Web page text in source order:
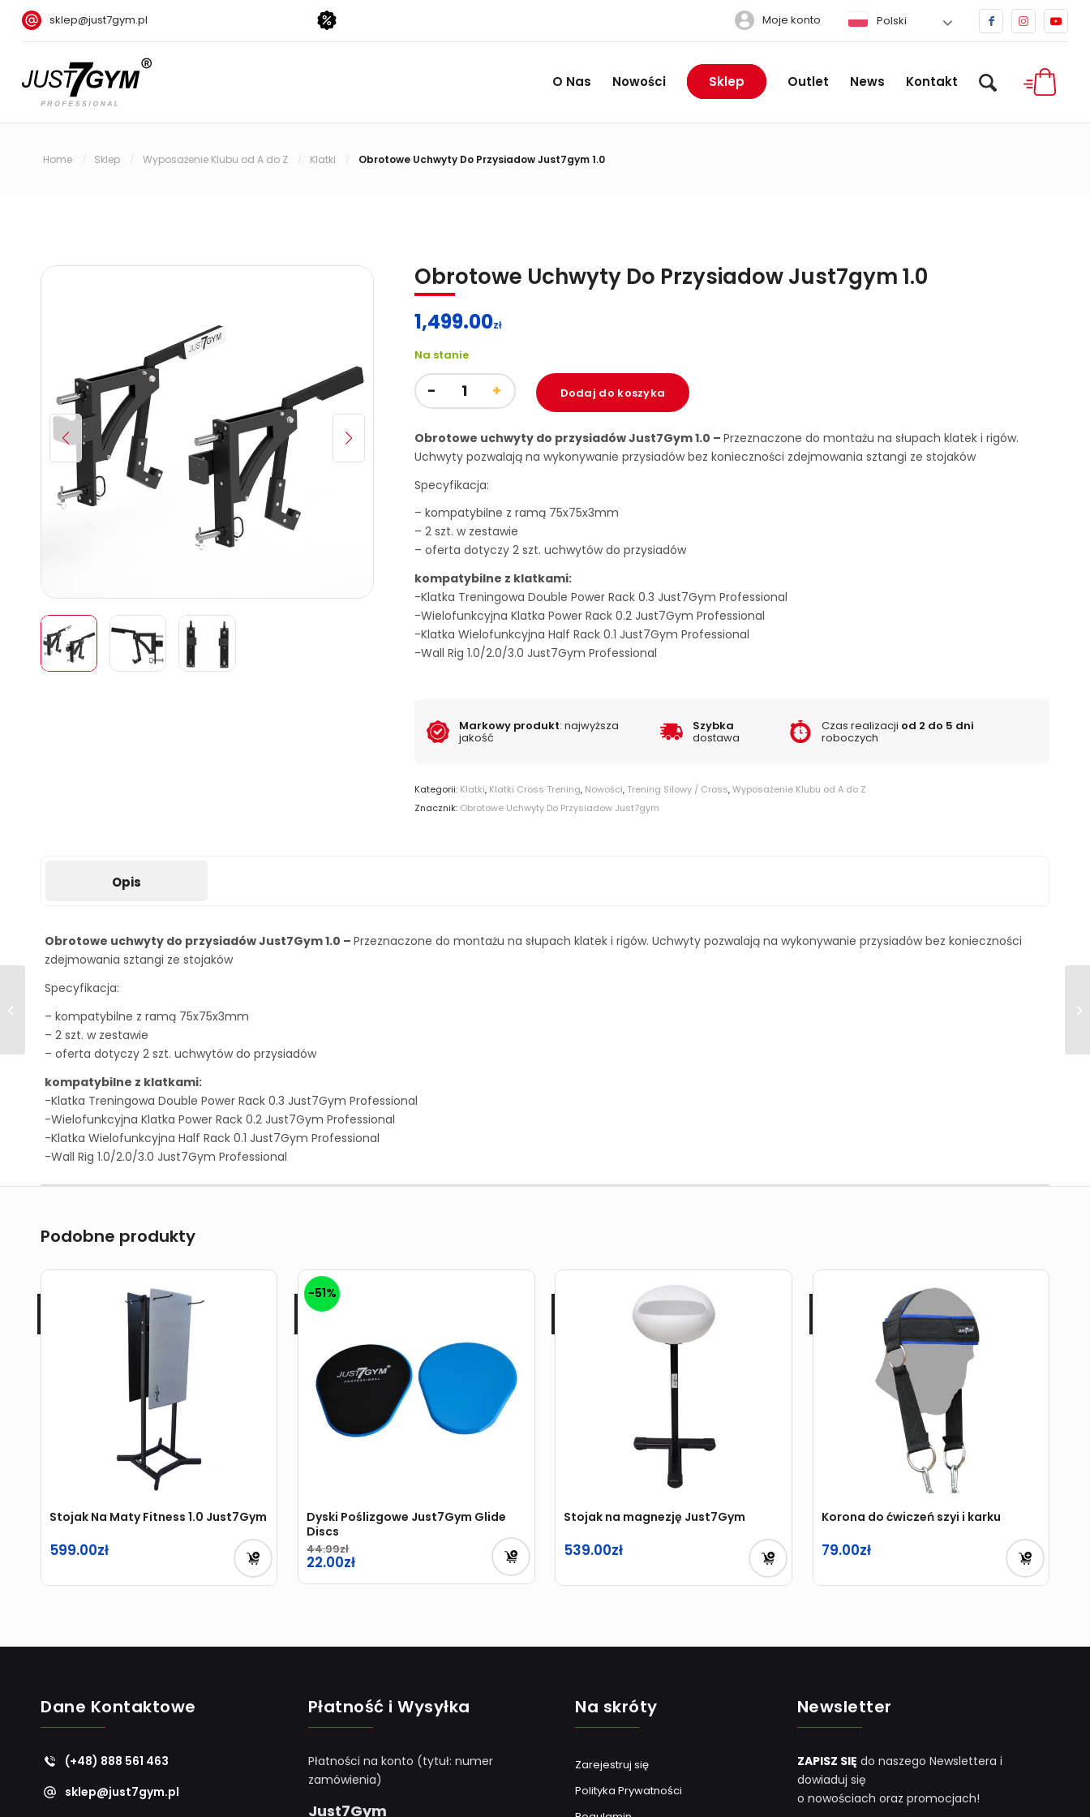
sklep@just7gym.pl Moje konto Polski
O Nas Nowości Sklep Outlet News Kontakt
Home / Sklep / Wyposażenie Klubu od A do Z / Klatki / Obrotowe Uchwyty Do Przysiadow Just7gym 1.0
Obrotowe Uchwyty Do Przysiadow Just7gym 1.0
1,499.00zł
Na stanie
Dodaj do koszyka
Obrotowe uchwyty do przysiadów Just7Gym 1.0 – Przeznaczone do montażu na słupach klatek i rigów.
Uchwyty pozwalają na wykonywanie przysiadów bez konieczności zdejmowania sztangi ze stojaków
Specyfikacja:
– kompatybilne z ramą 75x75x3mm
– 2 szt. w zestawie
– oferta dotyczy 2 szt. uchwytów do przysiadów
kompatybilne z klatkami:
-Klatka Treningowa Double Power Rack 0.3 Just7Gym Professional
-Wielofunkcyjna Klatka Power Rack 0.2 Just7Gym Professional
-Klatka Wielofunkcyjna Half Rack 0.1 Just7Gym Professional
-Wall Rig 1.0/2.0/3.0 Just7Gym Professional
Markowy produkt: najwyższa
jakość
Szybka
dostawa
Czas realizacji od 2 do 5 dni
roboczych
Kategorii: Klatki, Klatki Cross Trening, Nowości, Trening Siłowy / Cross,Wyposażenie Klubu od A do Z
Znacznik: Obrotowe Uchwyty Do Przysiadow Just7gym
Opis
Obrotowe uchwyty do przysiadów Just7Gym 1.0 – Przeznaczone do montażu na słupach klatek i rigów. Uchwyty pozwalają na wykonywanie przysiadów bez konieczności
zdejmowania sztangi ze stojaków
Specyfikacja:
– kompatybilne z ramą 75x75x3mm
– 2 szt. w zestawie
– oferta dotyczy 2 szt. uchwytów do przysiadów
kompatybilne z klatkami:
-Klatka Treningowa Double Power Rack 0.3 Just7Gym Professional
-Wielofunkcyjna Klatka Power Rack 0.2 Just7Gym Professional
-Klatka Wielofunkcyjna Half Rack 0.1 Just7Gym Professional
-Wall Rig 1.0/2.0/3.0 Just7Gym Professional
Podobne produkty
Stojak Na Maty Fitness 1.0 Just7Gym
599.00
-51%
Dyski Poślizgowe Just7Gym Glide
Discs
44.99
Pierwotna
cena
22.00
Aktualna
Stojak na magnezję Just7Gym
539.00
Korona do ćwiczeń szyi i karku
79.00
Dane Kontaktowe
(+48) 888 561 463
sklep@just7gym.pl
Płatność i Wysyłka
Płatności na konto (tytuł: numer
zamówienia)
Just7Gym
Na skróty
Zarejestruj się
Polityka Prywatności
Newsletter
ZAPISZ SIĘ do naszego Newslettera i
dowiaduj się
o nowościach oraz promocjach!
Ramiona do
wyciskania Jammer
Arms Just7Gym 1.0